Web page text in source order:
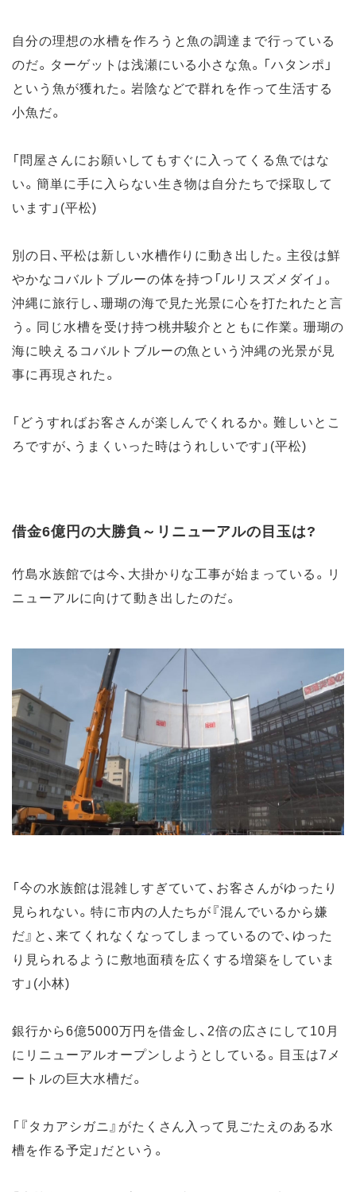
自分の理想の水槽を作ろうと魚の調達まで行っている
のだ。ターゲットは浅瀬にいる小さな魚。「ハタンポ」
という魚が獲れた。岩陰などで群れを作って生活する
小魚だ。
「問屋さんにお願いしてもすぐに入ってくる魚ではな
い。簡単に手に入らない生き物は自分たちで採取して
います」(平松)
別の日、平松は新しい水槽作りに動き出した。主役は鮮
やかなコバルトブルーの体を持つ「ルリスズメダイ」。
沖縄に旅行し、珊瑚の海で見た光景に心を打たれたと言
う。同じ水槽を受け持つ桃井駿介とともに作業。珊瑚の
海に映えるコバルトブルーの魚という沖縄の光景が見
事に再現された。
「どうすればお客さんが楽しんでくれるか。難しいとこ
ろですが、うまくいった時はうれしいです」(平松)
借金6億円の大勝負～リニューアルの目玉は?
竹島水族館では今、大掛かりな工事が始まっている。リ
ニューアルに向けて動き出したのだ。
「今の水族館は混雑しすぎていて、お客さんがゆったり
見られない。特に市内の人たちが『混んでいるから嫌
だ』と、来てくれなくなってしまっているので、ゆった
り見られるように敷地面積を広くする増築をしていま
す」(小林)
銀行から6億5000万円を借金し、2倍の広さにして10月
にリニューアルオープンしようとしている。目玉は7メ
ートルの巨大水槽だ。
「『タカアシガニ』がたくさん入って見ごたえのある水
槽を作る予定」だという。